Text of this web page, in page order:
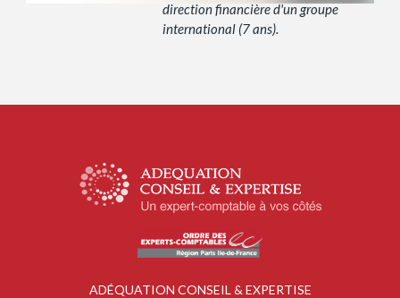
direction financière d'un groupe
international (7 ans).
ADÉQUATION CONSEIL & EXPERTISE